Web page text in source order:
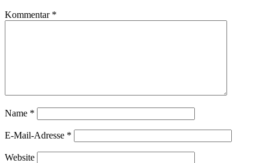
Kommentar *
Name *
E-Mail-Adresse *
Website